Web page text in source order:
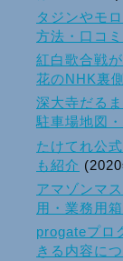
タジンやモ
方法・口コ
紅白歌合戦
花のNHK裏
深大寺だる
駐車場地図
たけてれ公
も紹介
アマゾンマ
用・業務用
progateプロ
きる内容に